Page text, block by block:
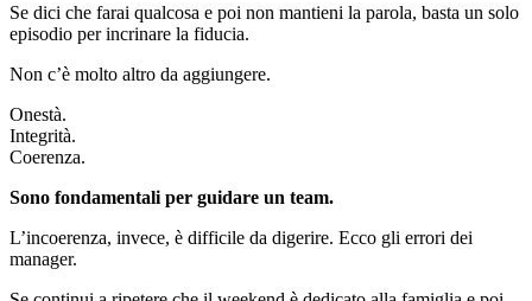
Se dici che farai qualcosa e poi non mantieni la parola, basta un solo
episodio per incrinare la fiducia.
Non c’è molto altro da aggiungere.
Onestà.
Integrità.
Coerenza.
Sono fondamentali per guidare un team.
L’incoerenza, invece, è difficile da digerire. Ecco gli errori dei
manager.